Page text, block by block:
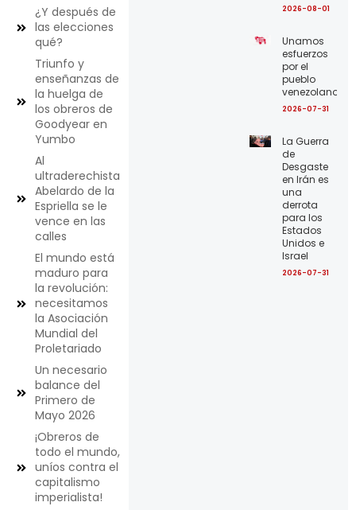
¿Y después de
las elecciones
qué?
Triunfo y
enseñanzas de
la huelga de
los obreros de
Goodyear en
Yumbo
Al
ultraderechista
Abelardo de la
Espriella se le
vence en las
calles
El mundo está
maduro para
la revolución:
necesitamos
la Asociación
Mundial del
Proletariado
Un necesario
balance del
Primero de
Mayo 2026
¡Obreros de
todo el mundo,
uníos contra el
capitalismo
imperialista!
2026-08-01
Unamos
esfuerzos
por el
pueblo
venezolano
2026-07-31
La Guerra
de
Desgaste
en Irán es
una
derrota
para los
Estados
Unidos e
Israel
2026-07-31